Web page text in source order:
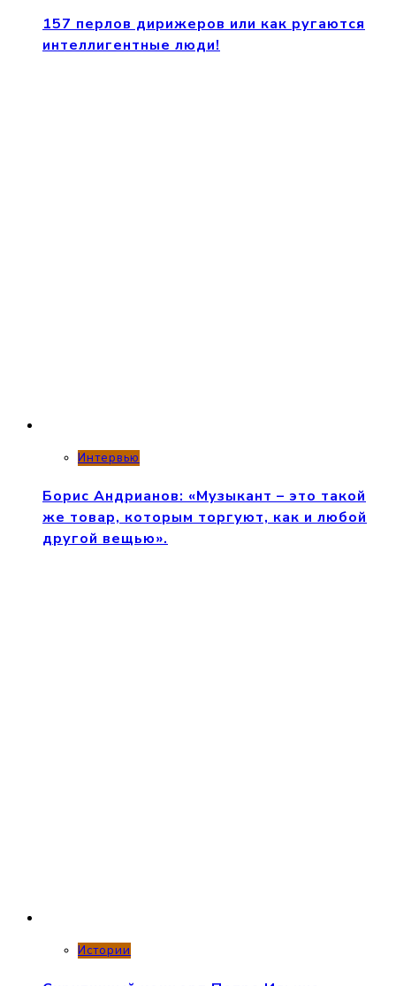
157 перлов дирижеров или как ругаются
интеллигентные люди!
Интервью
Борис Андрианов: «Музыкант – это такой
же товар, которым торгуют, как и любой
другой вещью».
Истории